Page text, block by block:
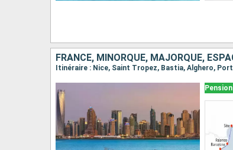
FRANCE, MINORQUE, MAJORQUE,